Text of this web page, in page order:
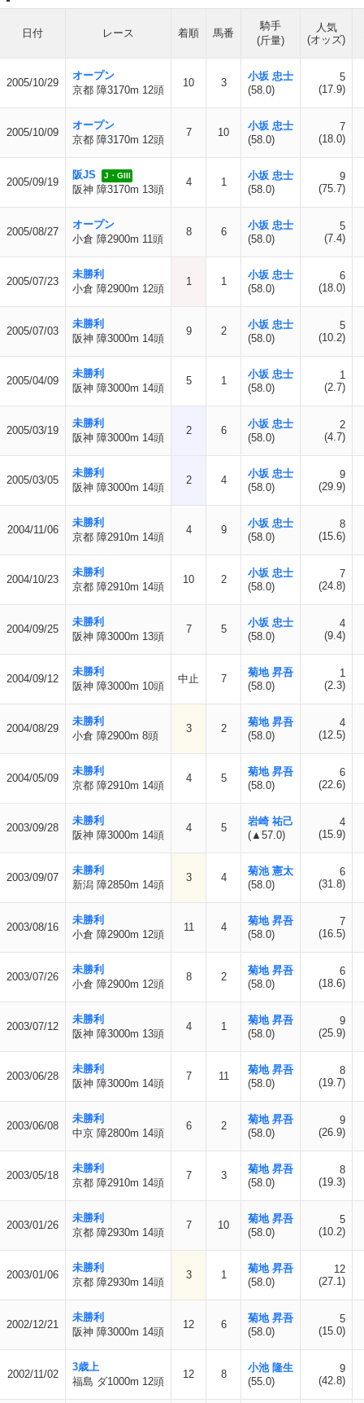
日付 レース 着順 馬番
騎手
(斤量)
人気
(オッズ)
2005/10/29
オープン
京都 障3170m 12頭
10 3
小坂 忠士
(58.0)
5
(17.9)
2005/10/09
オープン
京都 障3170m 12頭
7 10
小坂 忠士
(58.0)
7
(18.0)
2005/09/19
阪JS J・GIII
阪神 障3170m 13頭
4 1
小坂 忠士
(58.0)
9
(75.7)
2005/08/27
オープン
小倉 障2900m 11頭
8 6
小坂 忠士
(58.0)
5
(7.4)
2005/07/23
未勝利
小倉 障2900m 12頭
1 1
小坂 忠士
(58.0)
6
(18.0)
2005/07/03
未勝利
阪神 障3000m 14頭
9 2
小坂 忠士
(58.0)
5
(10.2)
2005/04/09
未勝利
阪神 障3000m 14頭
5 1
小坂 忠士
(58.0)
1
(2.7)
2005/03/19
未勝利
阪神 障3000m 14頭
2 6
小坂 忠士
(58.0)
2
(4.7)
2005/03/05
未勝利
阪神 障3000m 14頭
2 4
小坂 忠士
(58.0)
9
(29.9)
2004/11/06
未勝利
京都 障2910m 14頭
4 9
小坂 忠士
(58.0)
8
(15.6)
2004/10/23
未勝利
京都 障2910m 14頭
10 2
小坂 忠士
(58.0)
7
(24.8)
2004/09/25
未勝利
阪神 障3000m 13頭
7 5
小坂 忠士
(58.0)
4
(9.4)
2004/09/12
未勝利
阪神 障3000m 10頭
中止 7
菊地 昇吾
(58.0)
1
(2.3)
2004/08/29
未勝利
小倉 障2900m 8頭
3 2
菊地 昇吾
(58.0)
4
(12.5)
2004/05/09
未勝利
京都 障2910m 14頭
4 5
菊地 昇吾
(58.0)
6
(22.6)
2003/09/28
未勝利
阪神 障3000m 14頭
4 5
岩崎 祐己
(▲57.0)
4
(15.9)
2003/09/07
未勝利
新潟 障2850m 14頭
3 4
菊池 憲太
(58.0)
6
(31.8)
2003/08/16
未勝利
小倉 障2900m 12頭
11 4
菊地 昇吾
(58.0)
7
(16.5)
2003/07/26
未勝利
小倉 障2900m 12頭
8 2
菊地 昇吾
(58.0)
6
(18.6)
2003/07/12
未勝利
阪神 障3000m 13頭
4 1
菊地 昇吾
(58.0)
9
(25.9)
2003/06/28
未勝利
阪神 障3000m 14頭
7 11
菊地 昇吾
(58.0)
8
(19.7)
2003/06/08
未勝利
中京 障2800m 14頭
6 2
菊地 昇吾
(58.0)
9
(26.9)
2003/05/18
未勝利
京都 障2910m 14頭
7 3
菊地 昇吾
(58.0)
8
(19.3)
2003/01/26
未勝利
京都 障2930m 14頭
7 10
菊地 昇吾
(58.0)
5
(10.2)
2003/01/06
未勝利
京都 障2930m 14頭
3 1
菊地 昇吾
(58.0)
12
(27.1)
2002/12/21
未勝利
阪神 障3000m 14頭
12 6
菊地 昇吾
(58.0)
5
(15.0)
2002/11/02
3歳上
福島 ダ1000m 12頭
12 8
小池 隆生
(55.0)
9
(42.8)